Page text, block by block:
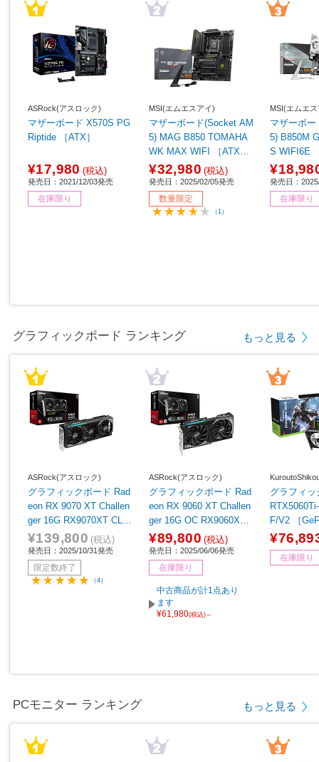
ASRock(アスロック)
マザーボード X570S PG
Riptide ［ATX］
¥17,980 (税込)
発売日：2021/12/03発売
在庫限り
MSI(エムエスアイ)
マザーボード(Socket AM
5) MAG B850 TOMAHA
WK MAX WIFI ［ATX］
【sof001】
¥32,980 (税込)
発売日：2025/02/05発売
数量限定
（1）
MSI(エムエ
マザーボ
5) B850M GAMING PLU
S WIFI6E
発売日：
在庫限り
グラフィックボード ランキング もっと見る
ASRock(アスロック)
グラフィックボード Rad
eon RX 9070 XT Challen
ger 16G RX9070XT CL 1
6G ［Radeon RXシリー
ズ /16GB］
¥139,800 (税込)
発売日：2025/10/31発売
限定数終了
（4）
ASRock(アスロック)
グラフィックボード Rad
eon RX 9060 XT Challen
ger 16G OC RX9060XT
CL 16GO ［Radeon RX
シリーズ /16GB］
¥89,800 (税込)
発売日：2025/06/06発売
在庫限り
中古商品が計1点あり
ます
¥61,980(税込)～
グラフィッ
F/V2 ［
リーズ /
在庫限り
PCモニター ランキング もっと見る